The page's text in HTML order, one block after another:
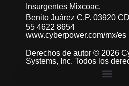
Insurgentes Mixcoac,
Benito Juárez C.P. 03920
55 4622 8654
www.cyberpower.com/mx/es
Derechos de autor © 2026
Systems, Inc. Todos los